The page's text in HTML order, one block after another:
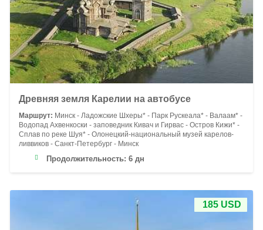
Древняя земля Карелии на автобусе
Маршрут: Минск - Ладожские Шхеры* - Парк Рускеала* - Валаам* -
Водопад Ахвенкоски - заповедник Кивач и Гирвас - Остров Кижи* -
Сплав по реке Шуя* - Олонецкий-национальный музей карелов-
ливвиков - Санкт-Петербург - Минск
Продолжительность: 6 дн
185 USD